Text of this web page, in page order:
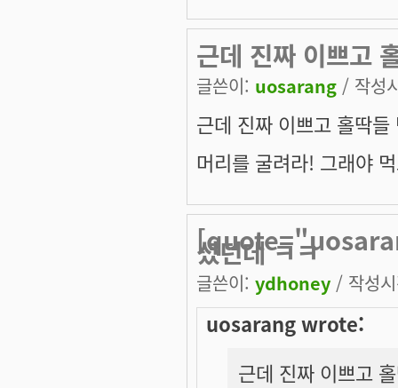
근데 진짜 이쁘고
글쓴이: uosarang / 작성
근데 진짜 이쁘고 홀딱
머리를 굴려라! 그래야
셨던데 ㅋㅋ
글쓴이: ydhoney / 작성
uosarang wrote:
근데 진짜 이쁘고